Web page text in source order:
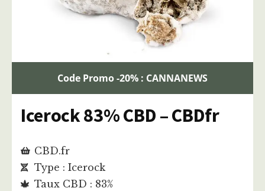
Code Promo -20% : CANNANEWS
Icerock 83% CBD – CBDfr
CBD.fr
Type : Icerock
Taux CBD : 83%